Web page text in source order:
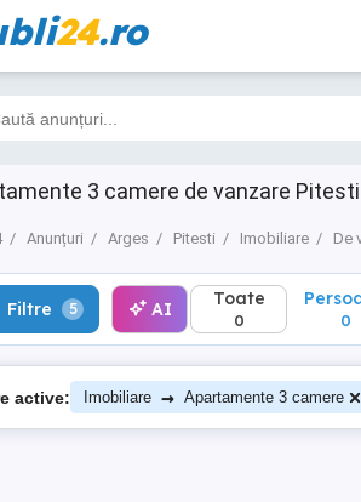
24.ro
3 camere de vanzare
Anunțuri Arges Pitesti Imobiliare De
5 AI
Filtre 5 AI Toate
0 0
active: Imobiliare → Apartamente 3 camere